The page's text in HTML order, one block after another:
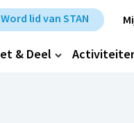
Word lid van STAN
& Deel